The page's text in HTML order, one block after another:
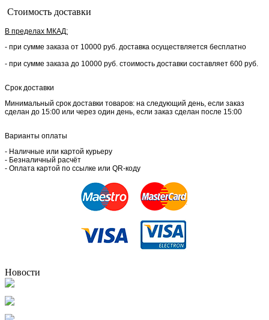
Стоимость доставки
В пределах МКАД:
- при сумме заказа от 10000 руб. доставка осуществляется бесплатно
- при сумме заказа до 10000 руб. стоимость доставки составляет 600 руб.
Срок доставки
Минимальный срок доставки товаров: на следующий день, если заказ
сделан до 15:00 или через один день, если заказ сделан после 15:00
Варианты оплаты
- Наличные или картой курьеру
- Безналичный расчёт
- Оплата картой по ссылке или QR-коду
Новости